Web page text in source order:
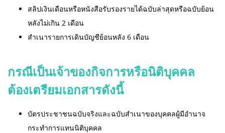
สลิปเงินเดือนหรือหนังสือรับรองรายได้ฉบับล่าสุดหรือฉบับย้อน
หลังไม่เกิน 2 เดือน
สำเนารายการเดินบัญชีย้อนหลัง 6 เดือน
กรณีเป็นเจ้าของกิจการหรือนิติบุคคล
ต้องเตรียมเอกสารดังนี้
บัตรประชาชนฉบับจริงและฉบับสำเนาของบุคคลผู้มีอำนาจ
กระทำการแทนนิติบุคคล